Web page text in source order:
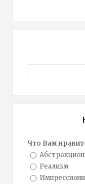
Что Вам
Реализм